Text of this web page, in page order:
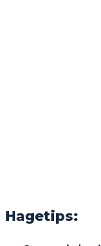
Hagetips: